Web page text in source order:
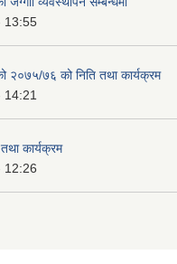
13:55
२०७५/७६ को निति तथा कार्यक्रम
कार्यक्रम
12:26